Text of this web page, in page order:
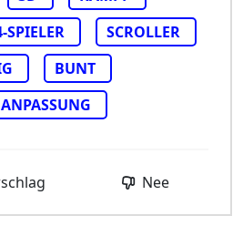
SPIELER
SCROLLER
BUNT
ANPASSUNG
Nee